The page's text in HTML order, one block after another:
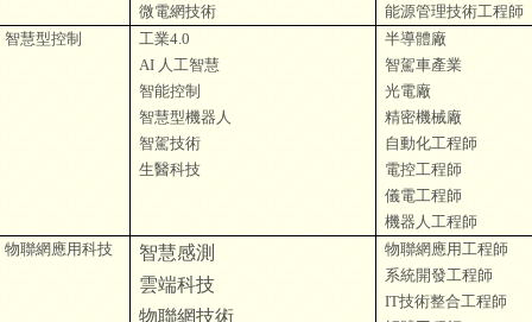
微電網技術
能源管理技術工程師
智慧型控制
工業4.0
AI 人工智慧
智能控制
智慧型機器人
智駕技術
生醫科技
半導體廠
智駕車產業
光電廠
精密機械廠
自動化工程師
電控工程師
儀電工程師
機器人工程師
物聯網應用科技
智慧感測
雲端科技
物聯網技術
物聯網應用工程師
系統開發工程師
IT技術整合工程師